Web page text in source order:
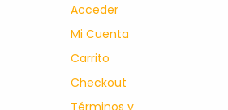
Acceder
Mi Cuenta
Carrito
Checkout